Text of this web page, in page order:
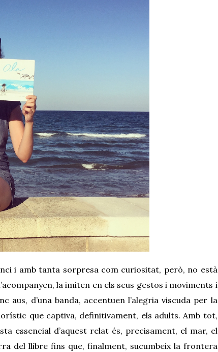
i amb tanta sorpresa com curiositat, però, no està
laimiten en els seus gestos i moviments i
aus, d’una banda, accentuen l’alegria viscuda per la
que captiva, definitivament, els adults. Amb tot,
essencial d’aquest relat és, precisament, el mar, el
del llibre fins que, finalment, sucumbeix la frontera